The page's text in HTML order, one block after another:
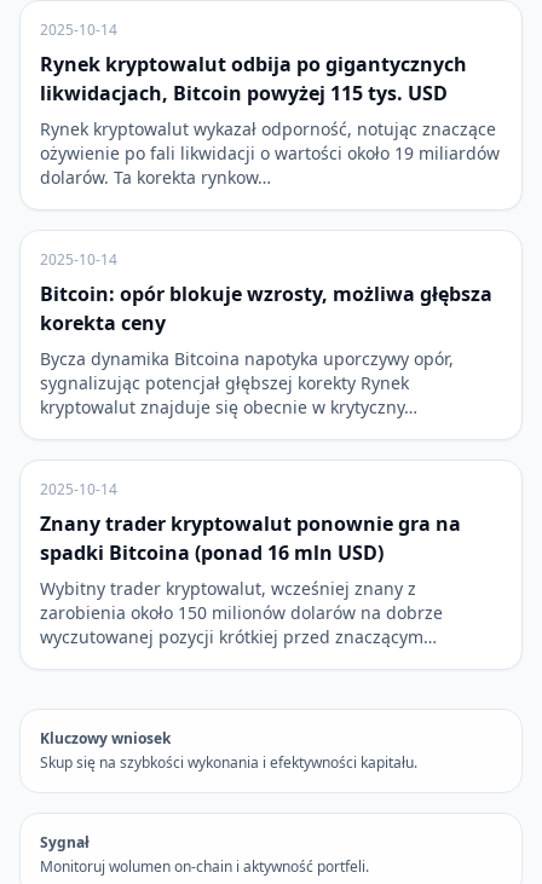
2025-10-14
Rynek kryptowalut odbija po gigantycznych
likwidacjach, Bitcoin powyżej 115 tys. USD
Rynek kryptowalut wykazał odporność, notując znaczące
ożywienie po fali likwidacji o wartości około 19 miliardów
dolarów. Ta korekta rynkow…
2025-10-14
Bitcoin: opór blokuje wzrosty, możliwa głębsza
korekta ceny
Bycza dynamika Bitcoina napotyka uporczywy opór,
sygnalizując potencjał głębszej korekty Rynek
kryptowalut znajduje się obecnie w krytyczny…
2025-10-14
Znany trader kryptowalut ponownie gra na
spadki Bitcoina (ponad 16 mln USD)
Wybitny trader kryptowalut, wcześniej znany z
zarobienia około 150 milionów dolarów na dobrze
wyczutowanej pozycji krótkiej przed znaczącym…
Kluczowy wniosek
Skup się na szybkości wykonania i efektywności kapitału.
Sygnał
Monitoruj wolumen on-chain i aktywność portfeli.